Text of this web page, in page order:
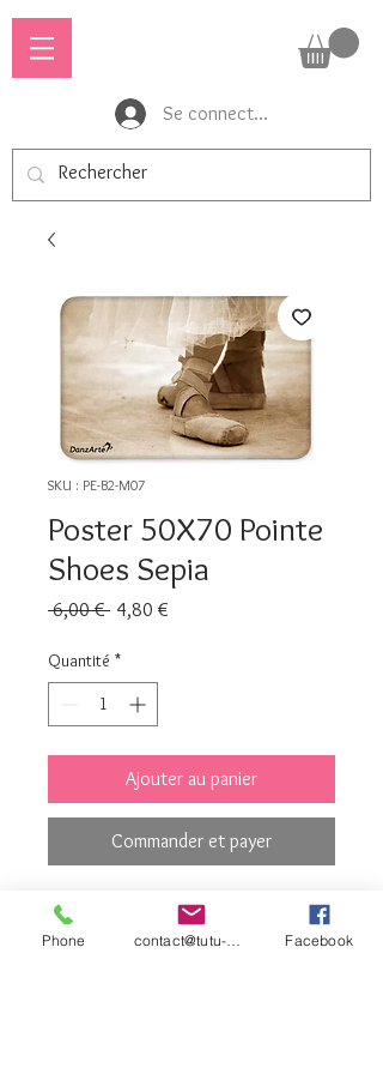
Se connecter
SKU : PE-B2-M07
Poster 50X70 Pointe
Shoes Sepia
6,00 € Prix
4,80 €
Quantité *
Ajouter au panier
Commander et payer
contact©tutu-et-
cie.com
Phone Facebook